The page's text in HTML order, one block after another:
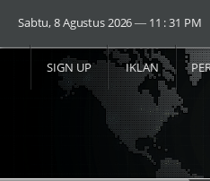
Sabtu, 8 Agustus 2026 ― 11 : 31 PM
IKLAN
SIGN UP